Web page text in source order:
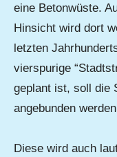
eine Betonwüste.
Hinsicht wird dort
letzten
vierspurige
geplant ist, soll die
angebunden
Diese wird auch